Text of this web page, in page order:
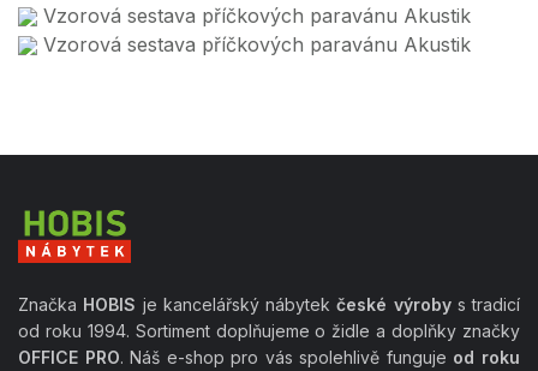
Vzorová sestava příčkových paravánu Akustik
Vzorová sestava příčkových paravánu Akustik
Značka HOBIS je kancelářský nábytekčeské výrobys tradicí
od roku 1994. Sortiment doplňujeme o židle a doplňky značky
OFFICE PRO. Náš e-shop pro vás spolehlivě funguje od roku